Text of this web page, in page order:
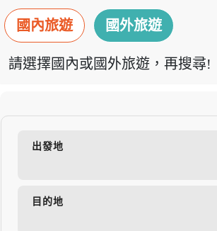
國內旅遊 國外旅遊
請選擇國內或國外旅遊，再搜尋!
出發地
目的地